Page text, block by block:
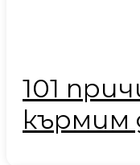
101
кърмим